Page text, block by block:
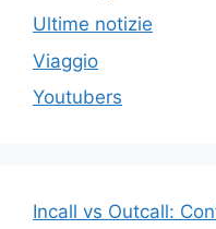
Ultime notizie
Viaggio
Youtubers
Incall vs Outcall: